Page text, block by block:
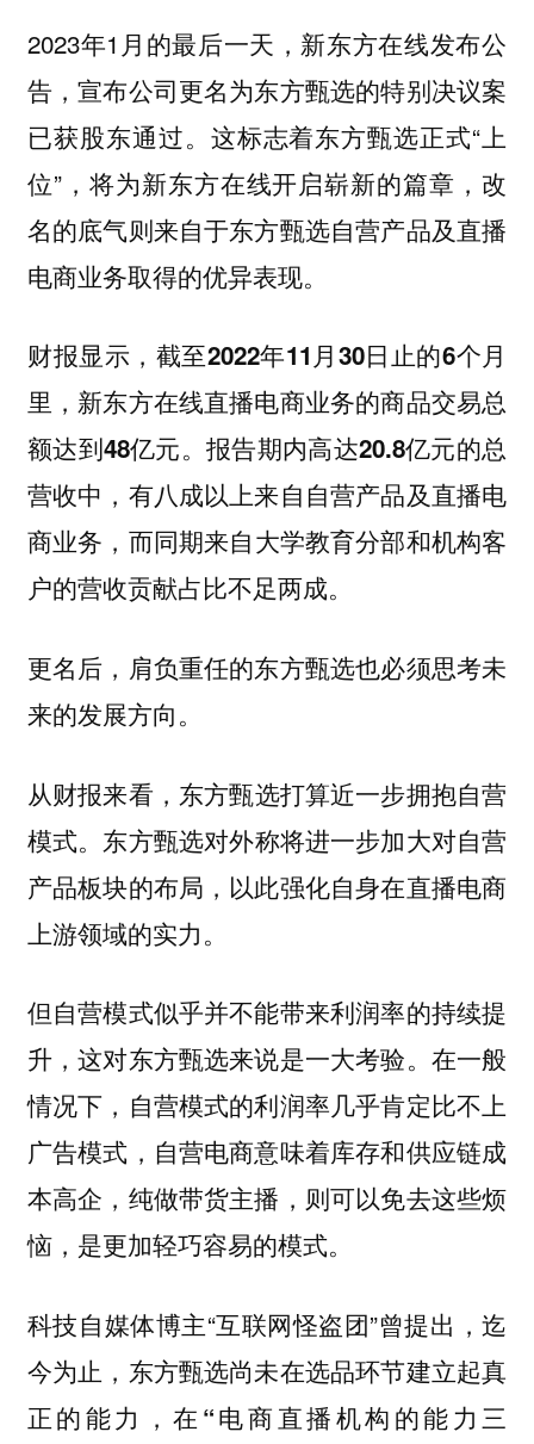
2023年1月的最后一天，新东方在线发布公
告，宣布公司更名为东方甄选的特别决议案
已获股东通过。这标志着东方甄选正式“上
位”，将为新东方在线开启崭新的篇章，改
名的底气则来自于东方甄选自营产品及直播
电商业务取得的优异表现。
财报显示， 截至2022年11月30日止的6个月
里，新东方在线直播电商业务的商品交易总
额达到48亿元。报告期内高达20.8亿元的总
营收中，有八成以上来自自营产品及直播电
商业务 ，而同期来自大学教育分部和机构客
户的营收贡献占比不足两成。
更名后，肩负重任的东方甄选也必须思考未
来的发展方向。
从财报来看， 东方甄选打算近一步拥抱自营
模式。 东方甄选对外称将进一步加大对自营
产品板块的布局，以此强化自身在直播电商
上游领域的实力。
但自营模式似乎并不能带来利润率的持续提
升，这对东方甄选来说是一大考验。在一般
情况下，自营模式的利润率几乎肯定比不上
广告模式，自营电商意味着库存和供应链成
本高企，纯做带货主播，则可以免去这些烦
恼，是更加轻巧容易的模式。
科技自媒体博主“互联网怪盗团”曾提出，迄
今为止，东方甄选尚未在选品环节建立起真
正的能力，在“电商直播机构的能力三